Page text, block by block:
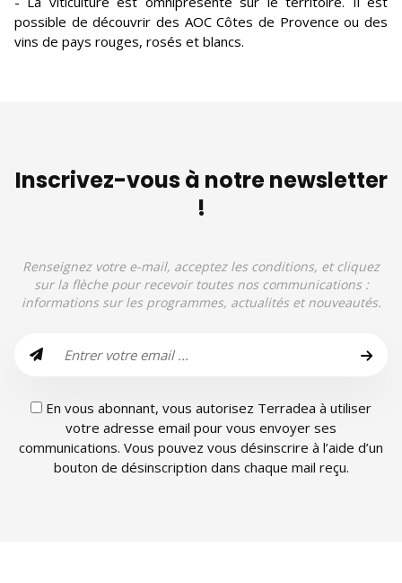
possible de découvrir des AOC Côtes de Provence ou des
vins de pays rouges, rosés et blancs.
Inscrivez-vous à notre newsletter
!
Renseignez votre e-mail, acceptez les conditions, et cliquez
sur la flèche pour recevoir toutes nos communications :
informations sur les programmes, actualités et nouveautés.
En vous abonnant, vous autorisez Terradea à utiliser
votre adresse email pour vous envoyer ses
communications. Vous pouvez vous désinscrire à l’aide d’un
bouton de désinscription dans chaque mail reçu.